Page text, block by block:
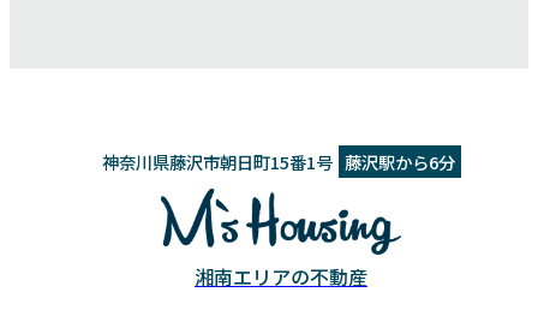
湘南エリアの不動産
神奈川県藤沢市朝日町15番1号 藤沢駅から6分